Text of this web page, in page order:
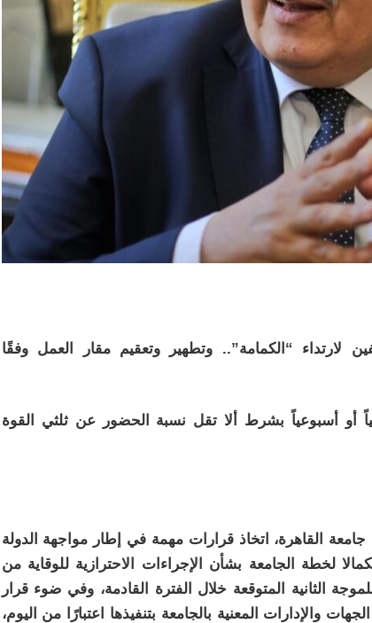
لارتداء “الكمامة”.. وتطهير وتعقيم مقار العمل وفقًا
أو أسبوعياً بشرط ألا تقل نسبة الحضور عن ثلثي القوة
القاهرة، اتخاذ قرارات مهمة في إطار مواجهة الدولة
لخطة الجامعة بشأن الإجراءات الاحترازية للوقاية من
الثانية المتوقعة خلال الفترة القادمة، وفي ضوء قرار
والإدارات المعنية بالجامعة بتنفيذها اعتبارًا من اليوم،